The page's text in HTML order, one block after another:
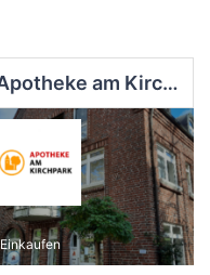
Apotheke am Kirchpark
Einkaufen